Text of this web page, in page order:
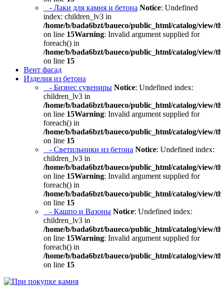
- Лаки для камня и бетона Notice: Undefined
index: children_lv3 in
/home/b/bada6bzt/baueco/public_html/catalog/view/
on line 15Warning: Invalid argument supplied for
foreach() in
/home/b/bada6bzt/baueco/public_html/catalog/view/
on line 15
Вент фасад
Изделия из бетона
- Бизнес сувениры Notice: Undefined index:
children_lv3 in
/home/b/bada6bzt/baueco/public_html/catalog/view/
on line 15Warning: Invalid argument supplied for
foreach() in
/home/b/bada6bzt/baueco/public_html/catalog/view/
on line 15
- Светильники из бетона Notice: Undefined index:
children_lv3 in
/home/b/bada6bzt/baueco/public_html/catalog/view/
on line 15Warning: Invalid argument supplied for
foreach() in
/home/b/bada6bzt/baueco/public_html/catalog/view/
on line 15
- Кашпо и Вазоны Notice: Undefined index:
children_lv3 in
/home/b/bada6bzt/baueco/public_html/catalog/view/
on line 15Warning: Invalid argument supplied for
foreach() in
/home/b/bada6bzt/baueco/public_html/catalog/view/
on line 15